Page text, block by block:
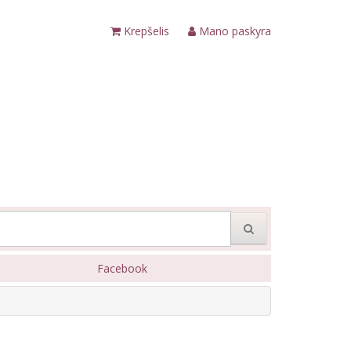
Krepšelis Mano paskyra
Facebook